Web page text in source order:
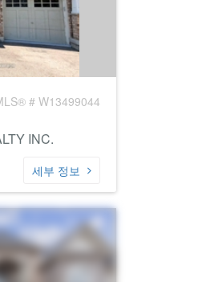
# W13499044
INC.
세부 정보